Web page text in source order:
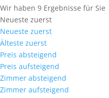
Wir haben 9 Ergebnisse für Sie
Neueste zuerst
Neueste zuerst
Älteste zuerst
Preis absteigend
Preis aufsteigend
Zimmer absteigend
Zimmer aufsteigend